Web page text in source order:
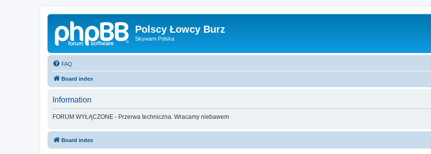
Polscy Łowcy Burz
Skywarn Polska
FAQ
Board index
Information
FORUM WYŁĄCZONE - Przerwa techniczna. Wracamy niebawem
Board index